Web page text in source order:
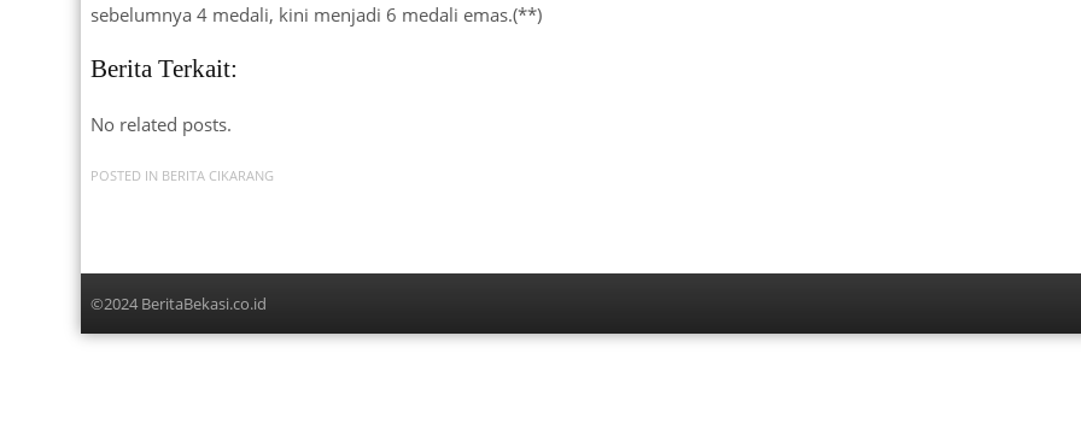
sebelumnya 4 medali, kini menjadi 6 medali emas.(**)
Berita Terkait:
No related posts.
POSTED IN BERITA CIKARANG
©2024 BeritaBekasi.co.id